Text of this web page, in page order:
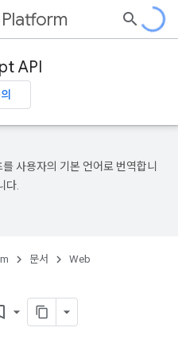
API
사용자의 기본 언어로 번역합니
다.
문서
Web